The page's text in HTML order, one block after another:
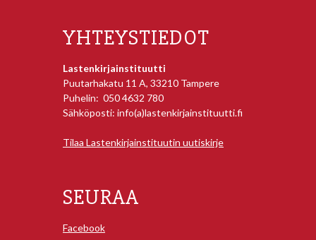
YHTEYSTIEDOT
Lastenkirjainstituutti
Puutarhakatu 11 A, 33210 Tampere
Puhelin: 050 4632 780
Sähköposti: info(a)lastenkirjainstituutti.fi
Tilaa Lastenkirjainstituutin uutiskirje
SEURAA
Facebook